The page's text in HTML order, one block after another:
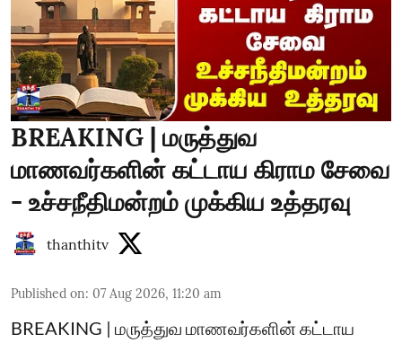
BREAKING | மருத்துவ
மாணவர்களின் கட்டாய கிராம சேவை
- உச்சநீதிமன்றம் முக்கிய உத்தரவு
thanthitv
Published on: 07 Aug 2026, 11:20 am
BREAKING | மருத்துவ மாணவர்களின் கட்டாய